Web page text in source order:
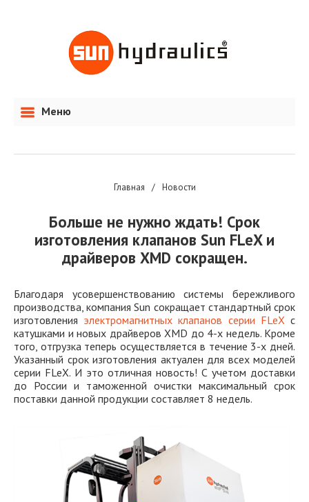
Меню
Главная / Новости
Больше не нужно ждать! Срок
изготовления клапанов Sun FLeX и
драйверов XMD сокращен.
Благодаря усовершенствованию системы бережливого
производства, компания Sun сокращает стандартный срок
изготовления электромагнитных клапанов серии FLeXс
катушками и новых драйверов XMD до 4-х недель. Кроме
того, отгрузка теперь осуществляется в течение 3-х дней.
Указанный срок изготовления актуален для всех моделей
серии FLeX. И это отличная новость! С учетом доставки
до России и таможенной очистки максимальный срок
поставки данной продукции составляет 8 недель.